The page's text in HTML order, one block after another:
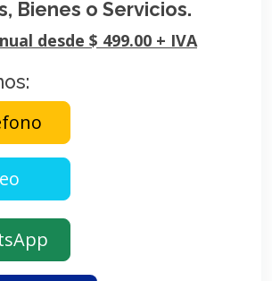
Bienes o Servicios.
desde $ 499.00 + IVA